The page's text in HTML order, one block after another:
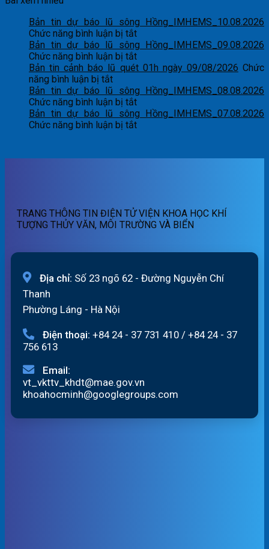
Bản tin dự báo lũ sông Hồng_IMHEMS_10.08.2026
Chức năng bình luận bị tắtở
Bản
tin
dự
lũ
sông
Hồng_IMHEMS_10.08.2026
Bản tin dự báo lũ sông Hồng_IMHEMS_09.08.2026
Chức năng bình luận bị tắtở
Bản
dự
báo
lũ
sông
Bản tin cảnh báo lũ quét 01h ngày 09/08/2026 Chức
năng bình luận bị tắtở
Bản
tin
cảnh
báo
01h
Bản tin dự báo lũ sông Hồng_IMHEMS_08.08.2026
Chức năng bình luận bị tắtở
Bản
tin
lũ
Bản tin dự báo lũ sông Hồng_IMHEMS_07.08.2026
Chức năng bình luận bị tắtở
dự
TRANG THÔNG TIN ĐIỆN TỬ VIỆN KHOA HỌC KHÍ
TƯỢNG THỦY VĂN, MÔI TRƯỜNG VÀ BIỂN
Địa chỉ: Số 23 ngõ 62 - Đường Nguyễn Chí
Thanh
Phường Láng - Hà Nội
Điện thoại: +84 24 - 37 731 410 / +84 24 - 37
756 613
Email:
vt_vkttv_khdt@mae.gov.vn
khoahocminh@googlegroups.com